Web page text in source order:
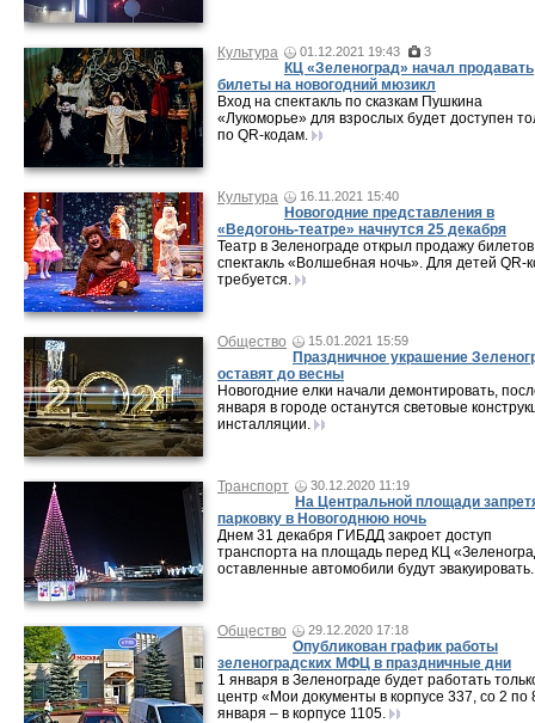
Культура 01.12.2021 19:43 3
КЦ «Зеленоград» начал продавать
билеты на новогодний мюзикл
Вход на спектакль по сказкам Пушкина
«Лукоморье» для взрослых будет доступен
по QR-кодам.
Культура 16.11.2021 15:40
Новогодние представления в
«Ведогонь-театре» начнутся 25 декабря
Театр в Зеленограде открыл продажу
спектакль «Волшебная ночь». Для детей QR-
требуется.
Общество 15.01.2021 15:59
Праздничное украшение
оставят до весны
Новогодние елки начали демонтировать,
января в городе останутся световые
инсталляции.
Транспорт 30.12.2020 11:19
На Центральной площади
парковку в Новогоднюю ночь
Днем 31 декабря ГИБДД закроет доступ
транспорта на площадь перед КЦ
оставленные автомобили будут эвакуировать.
Общество 29.12.2020 17:18
Опубликован график работы
зеленоградских МФЦ в праздничные дни
1 января в Зеленограде будет работать
центр «Мои документы в корпусе 337, со 2 по
января – в корпусе 1105.